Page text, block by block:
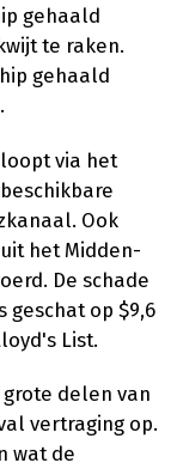
gehaald
te raken.
gehaald
via het
Ook
het Midden-
De schade
op $9,6
List.
delen van
vertraging op.
wat de